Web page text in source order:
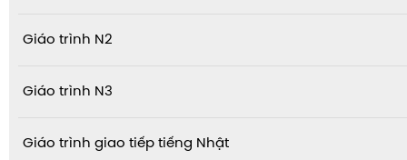
Giáo trình N2
Giáo trình N3
Giáo trình giao tiếp tiếng Nhật